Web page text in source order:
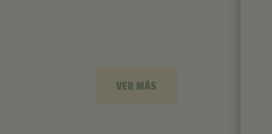
VER MÁS